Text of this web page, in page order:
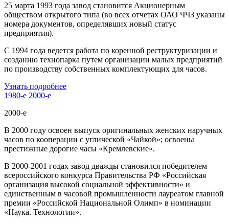
25 марта 1993 года завод становится Акционерным
обществом открытого типа (во всех отчетах ОАО ЧЧЗ указаны
номера документов, определявших новый статус
предприятия).
С 1994 года ведется работа по коренной реструктуризации и
созданию технопарка путем организации малых предприятий
по производству собственных комплектующих для часов.
Узнать подробнее
1980-е 2000-е
2000-е
В 2000 году освоен выпуск оригинальных женских наручных
часов по кооперации с углической «Чайкой»; освоены
престижные дорогие часы «Кремлевские».
В 2000-2001 годах завод дважды становился победителем
всероссийского конкурса Правительства РФ «Российская
организация высокой социальной эффективности» и
единственным в часовой промышленности лауреатом главной
премии «Российской Национальной Олимп» в номинации
«Наука. Технологии».